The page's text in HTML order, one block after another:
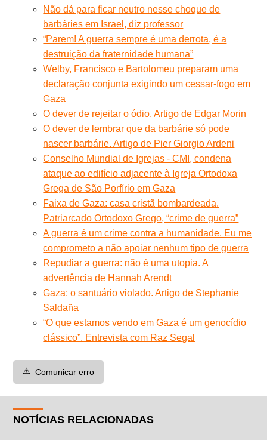
Não dá para ficar neutro nesse choque de
barbáries em Israel, diz professor
“Parem! A guerra sempre é uma derrota, é a
destruição da fraternidade humana”
Welby, Francisco e Bartolomeu preparam uma
declaração conjunta exigindo um cessar-fogo em
Gaza
O dever de rejeitar o ódio. Artigo de Edgar Morin
O dever de lembrar que da barbárie só pode
nascer barbárie. Artigo de Pier Giorgio Ardeni
Conselho Mundial de Igrejas - CMI, condena
ataque ao edifício adjacente à Igreja Ortodoxa
Grega de São Porfírio em Gaza
Faixa de Gaza: casa cristã bombardeada.
Patriarcado Ortodoxo Grego, “crime de guerra”
A guerra é um crime contra a humanidade. Eu me
comprometo a não apoiar nenhum tipo de guerra
Repudiar a guerra: não é uma utopia. A
advertência de Hannah Arendt
Gaza: o santuário violado. Artigo de Stephanie
Saldaña
“O que estamos vendo em Gaza é um genocídio
clássico”. Entrevista com Raz Segal
⚠️ Comunicar erro
NOTÍCIAS RELACIONADAS